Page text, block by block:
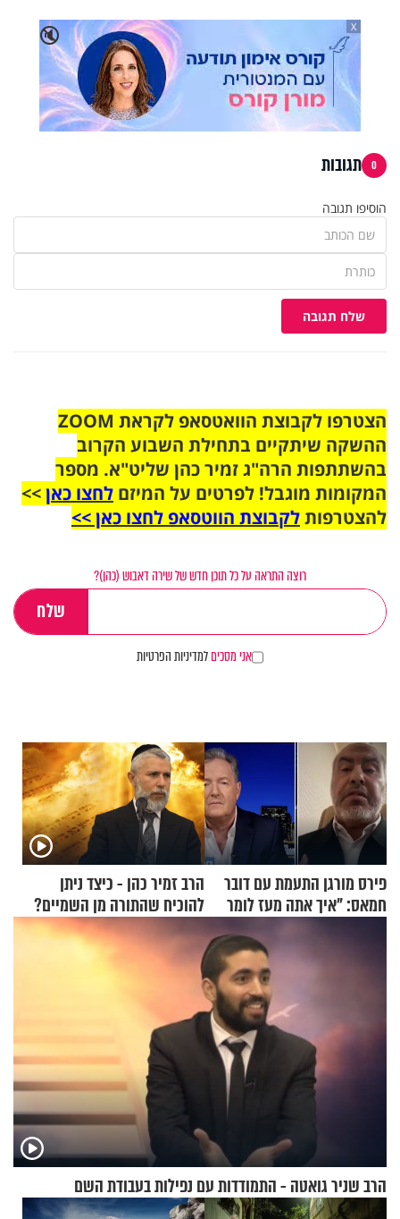
🔇
X
0 תגובות
הוסיפו תגובה
שלח תגובה
הצטרפו לקבוצת הוואטסאפ לקראת ZOOM
ההשקה שיתקיים בתחילת השבוע הקרוב
בהשתתפות הרה"ג זמיר כהן שליט"א. מספר
המקומות מוגבל! לפרטים על המיזם לחצו כאן>>
להצטרפותלקבוצת הווטסאפ לחצו כאן >>
רוצה התראה על כל תוכן חדש של שירה דאבוש (כהן)?
אני מסכיםלמדיניות הפרטיות
פירס מורגן התעמת עם דובר
חמאס: "איך אתה מעז לומר
שלא ביצעתם פשעי מלחמה?!"
הרב זמיר כהן - כיצד ניתן
להוכיח שהתורה מן השמיים?
הרב שניר גואטה - התמודדות עם נפילות בעבודת השם